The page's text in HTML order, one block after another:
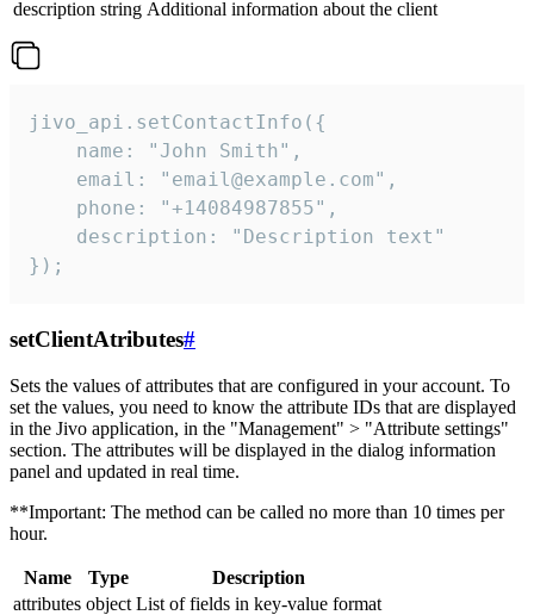
description string Additional information about the client
jivo_api.setContactInfo({
    name: "John Smith",
    email: "email@example.com",
    phone: "+14084987855",
    description: "Description text"
});
setClientAtributes#
Sets the values ​​of attributes that are configured in your account. To
set the values, you need to know the attribute IDs that are displayed
in the Jivo application, in the "Management" > "Attribute settings"
section. The attributes will be displayed in the dialog information
panel and updated in real time.
**Important: The method can be called no more than 10 times per
hour.
Name Type
Description
attributes object List of fields in key-value format